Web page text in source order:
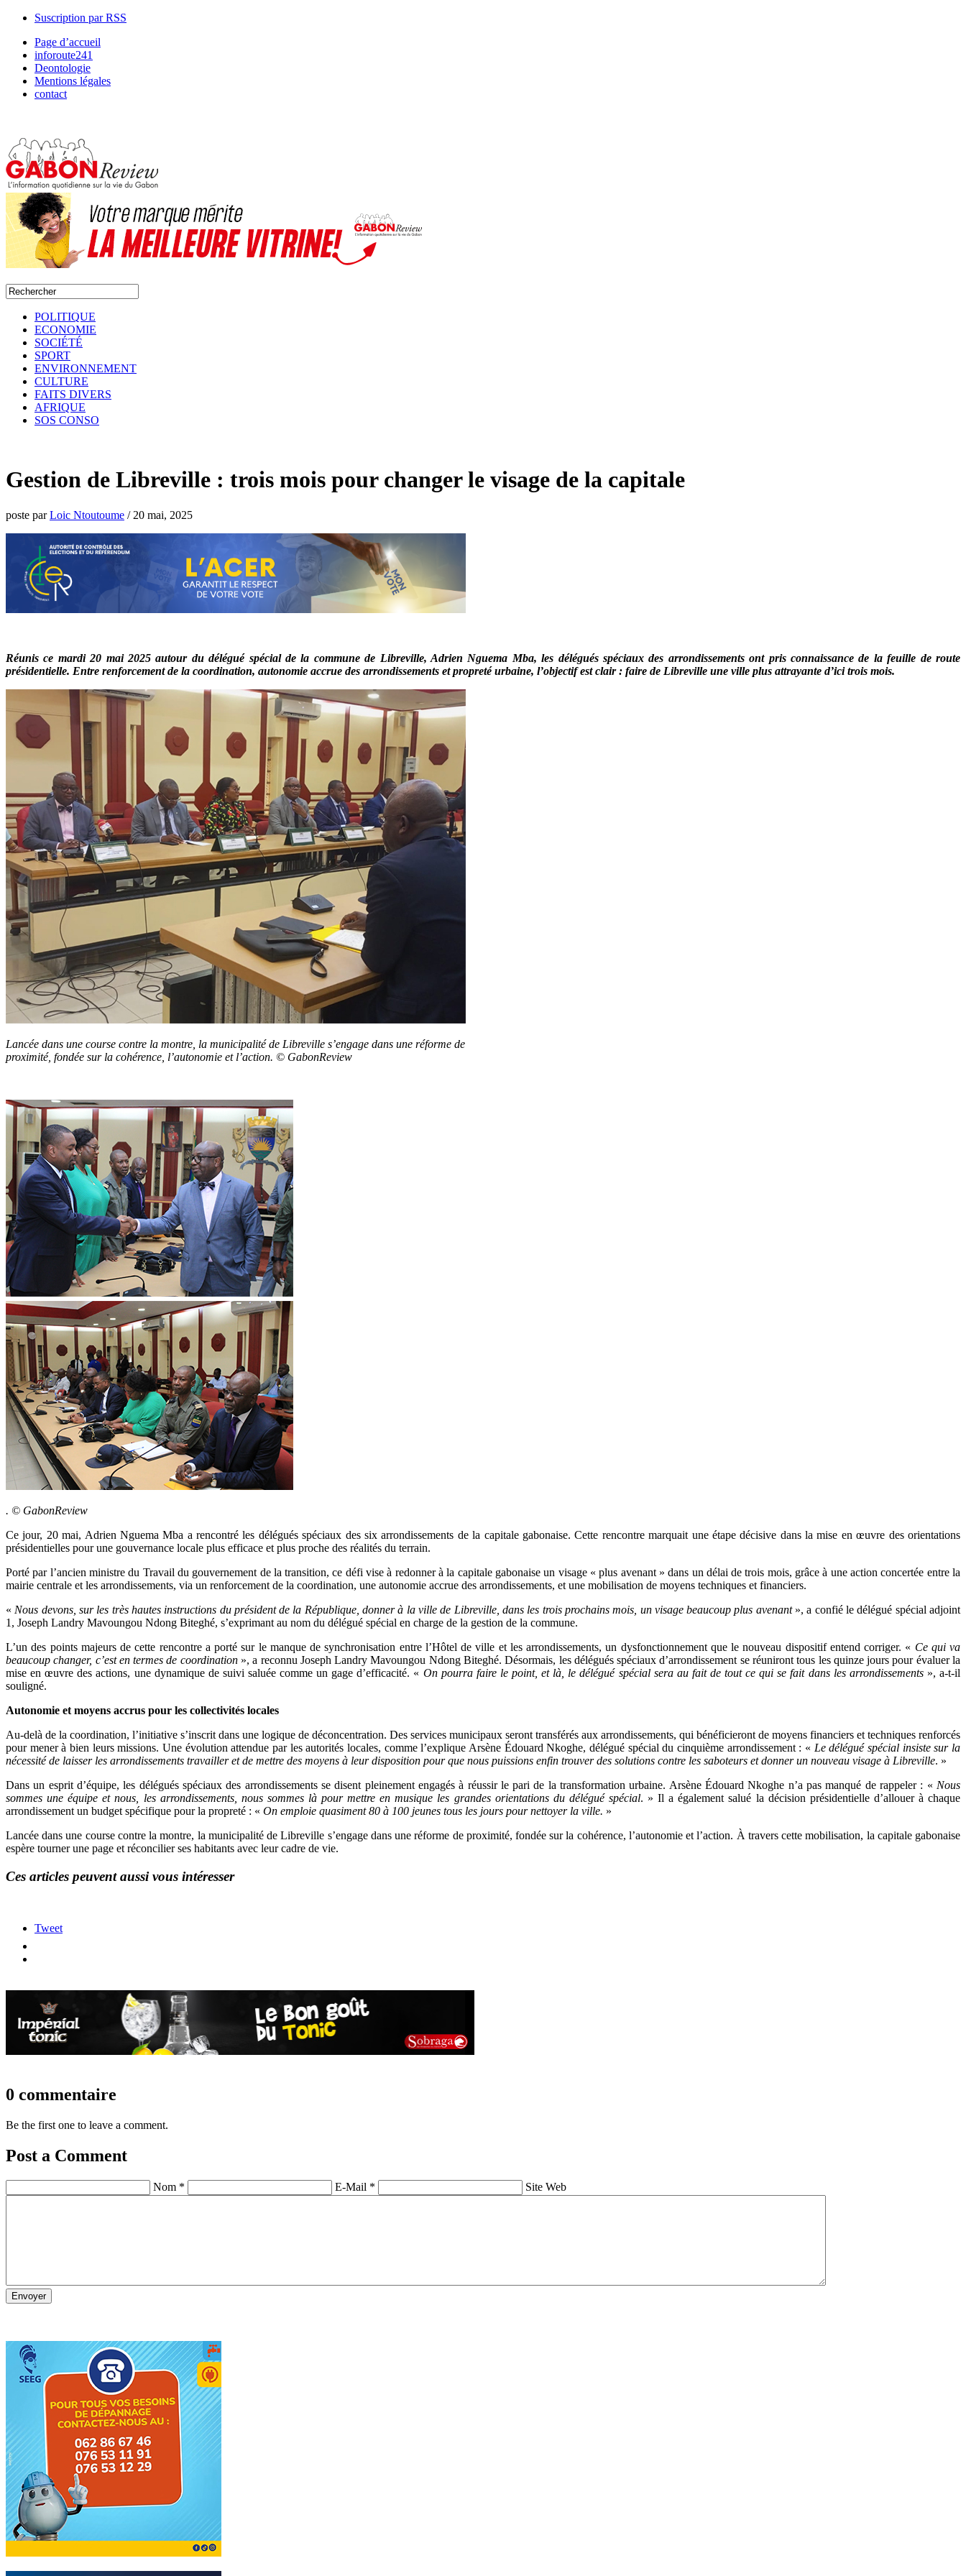
Suscription par RSS
Page d’accueil
inforoute241
Deontologie
Mentions légales
contact
POLITIQUE
ECONOMIE
SOCIÉTÉ
SPORT
ENVIRONNEMENT
CULTURE
FAITS DIVERS
AFRIQUE
SOS CONSO
Gestion de Libreville : trois mois pour changer le visage de la capitale
poste parLoic Ntoutoume / 20 mai, 2025
Réunis ce mardi 20 mai 2025 autour du délégué spécial de la commune de Libreville, Adrien Nguema Mba, les délégués spéciaux des arrondissements ont pris connaissance de la feuille de route
présidentielle. Entre renforcement de la coordination, autonomie accrue des arrondissements et propreté urbaine, l’objectif est clair : faire de Libreville une ville plus attrayante d’ici trois mois.
Lancée dans une course contre la montre, la municipalité de Libreville s’engage dans une réforme de
proximité, fondée sur la cohérence, l’autonomie et l’action. © GabonReview
. © GabonReview
Ce jour, 20 mai, Adrien Nguema Mba a rencontré les délégués spéciaux des six arrondissements de la capitale gabonaise. Cette rencontre marquait une étape décisive dans la mise en œuvre des orientations
présidentielles pour une gouvernance locale plus efficace et plus proche des réalités du terrain.
Porté par l’ancien ministre du Travail du gouvernement de la transition, ce défi vise à redonner à la capitale gabonaise un visage « plus avenant » dans un délai de trois mois, grâce à une action concertée entre la
mairie centrale et les arrondissements, via un renforcement de la coordination, une autonomie accrue des arrondissements, et une mobilisation de moyens techniques et financiers.
« Nous devons, sur les très hautes instructions du président de la République, donner à la ville de Libreville, dans les trois prochains mois, un visage beaucoup plus avenant», a confié le délégué spécial adjoint
1, Joseph Landry Mavoungou Ndong Biteghé, s’exprimant au nom du délégué spécial en charge de la gestion de la commune.
L’un des points majeurs de cette rencontre a porté sur le manque de synchronisation entre l’Hôtel de ville et les arrondissements, un dysfonctionnement que le nouveau dispositif entend corriger. « Ce qui va
beaucoup changer, c’est en termes de coordination», a reconnu Joseph Landry Mavoungou Ndong Biteghé. Désormais, les délégués spéciaux d’arrondissement se réuniront tous les quinze jours pour évaluer la
mise en œuvre des actions, une dynamique de suivi saluée comme un gage d’efficacité. « On pourra faire le point, et là, le délégué spécial sera au fait de tout ce qui se fait dans les arrondissements », a-t-il
souligné.
Autonomie et moyens accrus pour les collectivités locales
Au-delà de la coordination, l’initiative s’inscrit dans une logique de déconcentration. Des services municipaux seront transférés aux arrondissements, qui bénéficieront de moyens financiers et techniques renforcés
pour mener à bien leurs missions. Une évolution attendue par les autorités locales, comme l’explique Arsène Édouard Nkoghe, délégué spécial du cinquième arrondissement : « Le délégué spécial insiste sur la
nécessité de laisser les arrondissements travailler et de mettre des moyens à leur disposition pour que nous puissions enfin trouver des solutions contre les saboteurs et donner un nouveau visage à Libreville. »
Dans un esprit d’équipe, les délégués spéciaux des arrondissements se disent pleinement engagés à réussir le pari de la transformation urbaine. Arsène Édouard Nkoghe n’a pas manqué de rappeler : « Nous
sommes une équipe et nous, les arrondissements, nous sommes là pour mettre en musique les grandes orientations du délégué spécial. » Il a également salué la décision présidentielle d’allouer à chaque
arrondissement un budget spécifique pour la propreté : « On emploie quasiment 80 à 100 jeunes tous les jours pour nettoyer la ville. »
Lancée dans une course contre la montre, la municipalité de Libreville s’engage dans une réforme de proximité, fondée sur la cohérence, l’autonomie et l’action. À travers cette mobilisation, la capitale gabonaise
espère tourner une page et réconcilier ses habitants avec leur cadre de vie.
Ces articles peuvent aussi vous intéresser
Tweet
0 commentaire
Be the first one to leave a comment.
Post a Comment
Nom * E-Mail * Site Web